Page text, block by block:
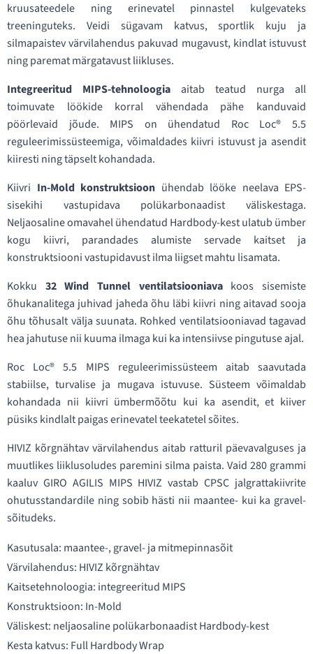
kruusateedele ning erinevatel pinnastel kulgevateks
treeninguteks. Veidi sügavam katvus, sportlik kuju ja
silmapaistev värvilahendus pakuvad mugavust, kindlat istuvust
ning paremat märgatavust liikluses.
Integreeritud MIPS-tehnoloogia aitab teatud nurga all
toimuvate löökide korral vähendada pähe kanduvaid
pöörlevaid jõude. MIPS on ühendatud Roc Loc® 5.5
reguleerimissüsteemiga, võimaldades kiivri istuvust ja asendit
kiiresti ning täpselt kohandada.
Kiivri In-Mold konstruktsioon ühendab lööke neelava EPS-
sisekihi vastupidava polükarbonaadist väliskestaga.
Neljaosaline omavahel ühendatud Hardbody-kest ulatub ümber
kogu kiivri, parandades alumiste servade kaitset ja
konstruktsiooni vastupidavust ilma liigset mahtu lisamata.
Kokku 32 Wind Tunnel ventilatsiooniavakoos sisemiste
õhukanalitega juhivad jaheda õhu läbi kiivri ning aitavad sooja
õhu tõhusalt välja suunata. Rohked ventilatsiooniavad tagavad
hea jahutuse nii kuuma ilmaga kui ka intensiivse pingutuse ajal.
Roc Loc® 5.5 MIPS reguleerimissüsteem aitab saavutada
stabiilse, turvalise ja mugava istuvuse. Süsteem võimaldab
kohandada nii kiivri ümbermõõtu kui ka asendit, et kiiver
püsiks kindlalt paigas erinevatel teekatetel sõites.
HIVIZ kõrgnähtav värvilahendus aitab ratturil päevavalguses ja
muutlikes liiklusoludes paremini silma paista. Vaid 280 grammi
kaaluv GIRO AGILIS MIPS HIVIZ vastab CPSC jalgrattakiivrite
ohutusstandardile ning sobib hästi nii maantee- kui ka gravel-
sõitudeks.
Kasutusala: maantee-, gravel- ja mitmepinnasõit
Värvilahendus: HIVIZ kõrgnähtav
Kaitsetehnoloogia: integreeritud MIPS
Konstruktsioon: In-Mold
Väliskest: neljaosaline polükarbonaadist Hardbody-kest
Kesta katvus: Full Hardbody Wrap